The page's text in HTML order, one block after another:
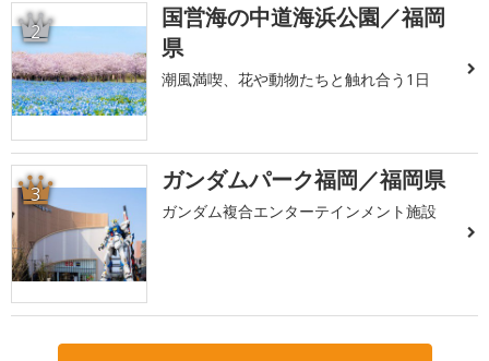
2
国営海の中道海浜公園／福岡
県
潮風満喫、花や動物たちと触れ合う1日
3 ガンダムパーク福岡／福岡県
ガンダム複合エンターテインメント施設